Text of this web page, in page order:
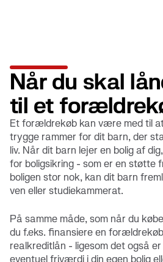
Når du skal
til et
Et forældrekøb kan være med til
trygge rammer for dit barn, der
liv. Når dit barn lejer en bolig af
for boligsikring - som er en støtte
boligen stor nok, kan dit barn
ven eller studiekammerat.
På samme måde, som når du
du f.eks. finansiere en
realkreditlån - ligesom det også
eventuel friværdi i din egen bolig